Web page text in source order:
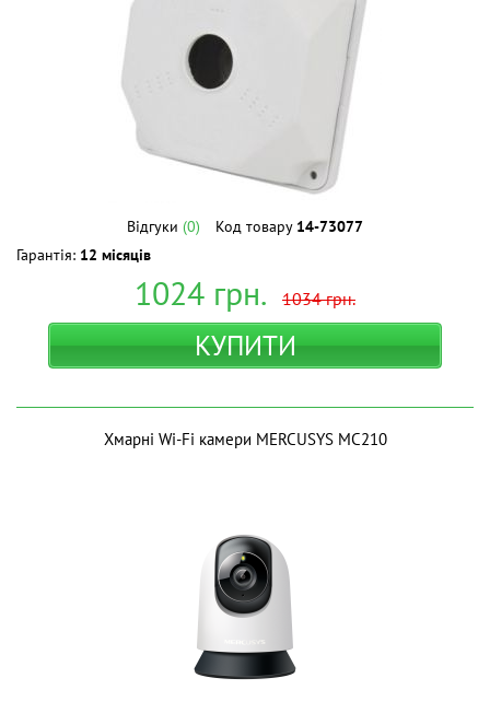
Відгуки (0) Код товару 14-73077
Гарантія: 12 місяців
1024 грн. 1034грн.
КУПИТИ
Хмарні Wi-Fi камери MERCUSYS MC210